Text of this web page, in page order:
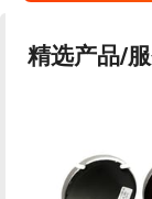
精选产品/